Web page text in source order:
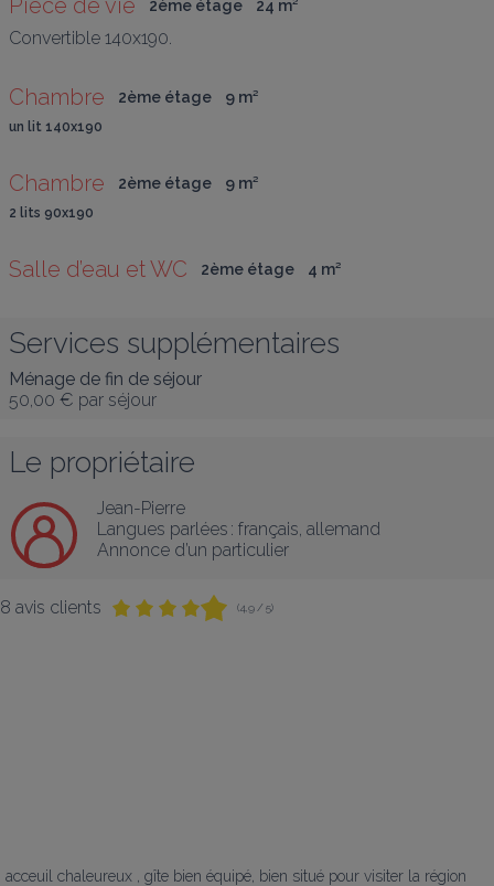
Pièce de vie 2ème étage 24 m²
Convertible 140x190.
Chambre 2ème étage 9 m²
un lit 140x190
Chambre 2ème étage 9 m²
2 lits 90x190
Salle d’eau et WC 2ème étage 4 m²
Services supplémentaires
Ménage de fin de séjour
50,00 € par séjour
Le propriétaire
Jean-Pierre
Langues parlées : français, allemand
Annonce d’un particulier
8 avis clients (4,9 / 5)
acceuil chaleureux , gîte bien équipé, bien situé pour visiter la région